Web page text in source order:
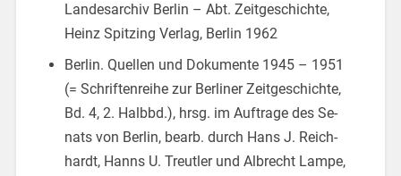
Lan­des­ar­chiv Ber­lin – Abt. Zeit­ge­schich­te,
Heinz Spit­zing Ver­lag, Ber­lin 1962
Ber­lin. Quel­len und Do­ku­men­te 1945 – 1951
(= Schrif­ten­rei­he zur Ber­li­ner Zeit­ge­schich­te,
Bd. 4, 2. Halbbd.), hrsg. im Auf­tra­ge des Se­
nats von Ber­lin, bearb. durch Hans J. Reich­
hardt, Hanns U. Treut­ler und Al­brecht Lampe,